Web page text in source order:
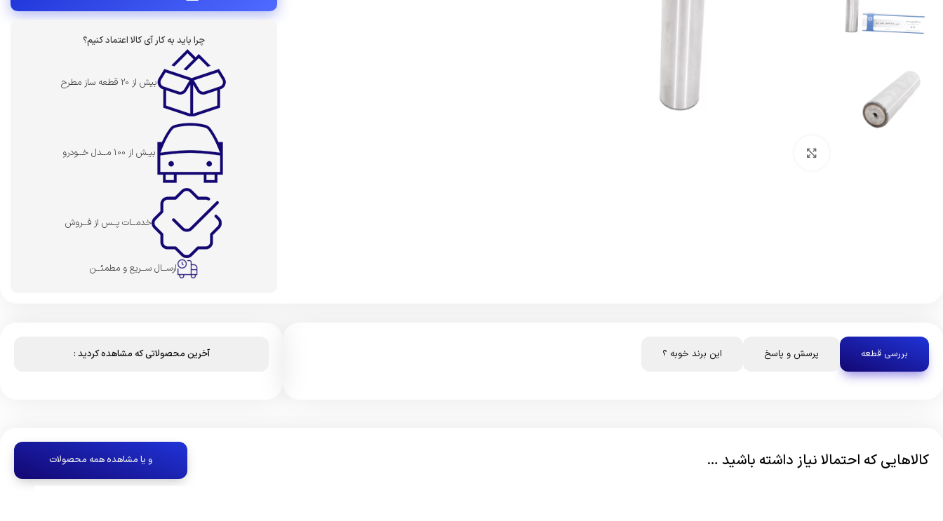
چرا باید به کار آی کالا اعتماد کنیم؟
بیش از 20 قطعه ساز مطرح
بیـش از 100 مــدل خــودرو
خدمــات پــس از فــروش
ارســال ســریع و مطمئــن
بررسی قطعه پرسش و پاسخ این برند خوبه ؟ آخرین محصولاتی که مشاهده کردید :
کالاهایی که احتمالا نیاز داشته باشید … و یا مشاهده همه محصولات